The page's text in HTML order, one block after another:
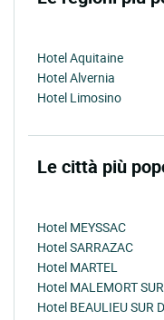
Hotel Aquitaine
Hotel Alvernia
Hotel Limosino
Le città più
Hotel MEYSSAC
Hotel SARRAZAC
Hotel MARTEL
Hotel MALEMORT
Hotel BEAULIEU SUR